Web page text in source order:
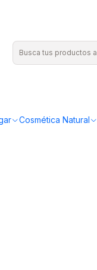
Cosmética Natural
Manzana Organico 500ml